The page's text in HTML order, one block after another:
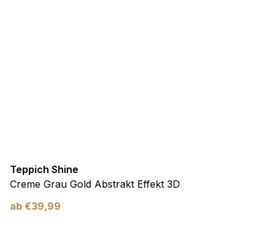
Teppich Shine
Creme Grau Gold Abstrakt Effekt 3D
ab €39,99